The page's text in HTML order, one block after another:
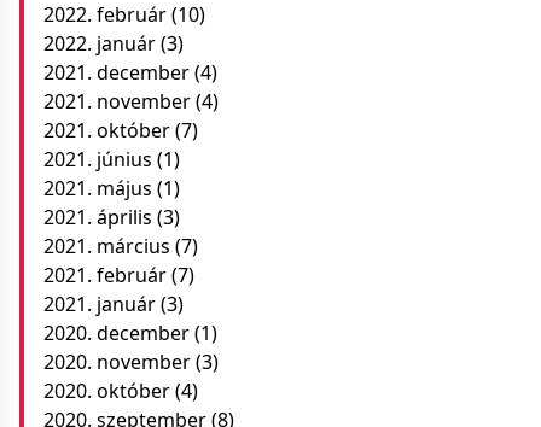
2022. február(10)
2022. január(3)
2021. december(4)
2021. november(4)
2021. október(7)
2021. június (1)
2021. május (1)
2021. április (3)
2021. március (7)
2021. február(7)
2021. január(3)
2020. december(1)
2020. november(3)
2020. október(4)
2020. szeptember(8)